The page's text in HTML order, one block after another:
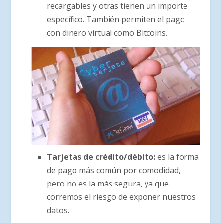
recargables y otras tienen un importe
específico. También permiten el pago
con dinero virtual como Bitcoins.
Tarjetas de crédito/débito:es la forma
de pago más común por comodidad,
pero no es la más segura, ya que
corremos el riesgo de exponer nuestros
datos.